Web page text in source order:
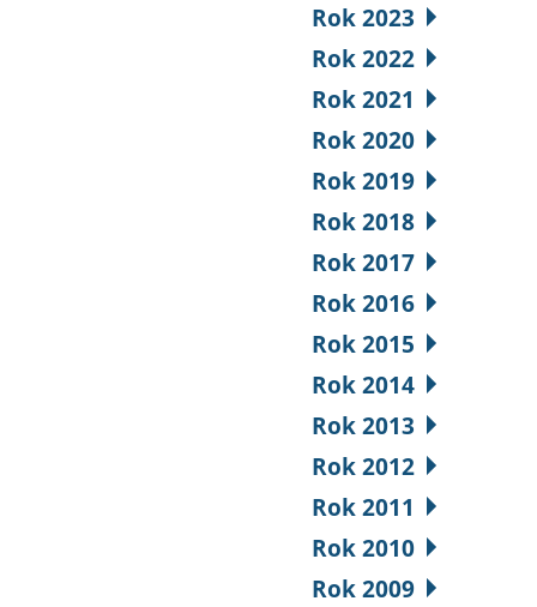
Rok 2023
Rok 2022
Rok 2021
Rok 2020
Rok 2019
Rok 2018
Rok 2017
Rok 2016
Rok 2015
Rok 2014
Rok 2013
Rok 2012
Rok 2011
Rok 2010
Rok 2009